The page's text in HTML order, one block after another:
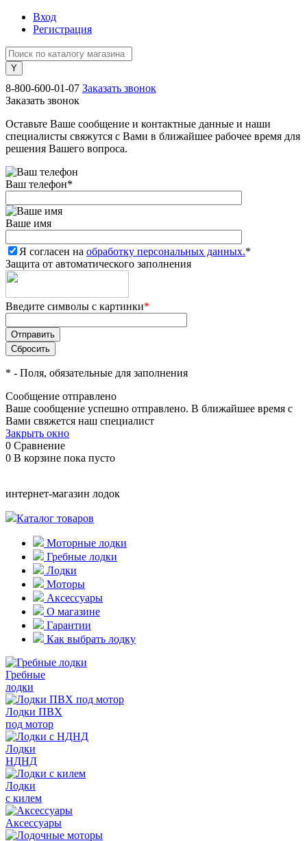
Вход
Регистрация
8-800-600-01-07 Заказать звонок
Заказать звонок
Оставьте Ваше сообщение и контактные данные и наши
специалисты свяжутся с Вами в ближайшее рабочее время для
решения Вашего вопроса.
Ваш телефон*
Ваше имя
Я согласен на обработку персональных данных.*
Защита от автоматического заполнения
Введите символы с картинки*
* - Поля, обязательные для заполнения
Сообщение отправлено
Ваше сообщение успешно отправлено. В ближайшее время с
Вами свяжется наш специалист
Закрыть окно
0 Сравнение
0 В корзине пока пусто
интернет-магазин лодок
Каталог товаров
Моторные лодки
Гребные лодки
Лодки
Моторы
Аксессуары
О магазине
Гарантии
Как выбрать лодку
Гребные
лодки
Лодки ПВХ
под мотор
Лодки
НДНД
Лодки
с килем
Аксессуары